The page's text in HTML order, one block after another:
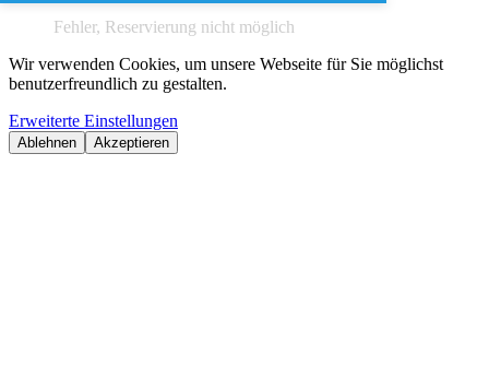
Fehler, Reservierung nicht möglich
Wir verwenden Cookies, um unsere Webseite für Sie möglichst
benutzerfreundlich zu gestalten.
Erweiterte Einstellungen
Ablehnen Akzeptieren